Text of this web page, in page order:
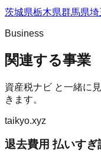
茨城県栃木県群馬県埼
Business
関連する事業
資産税ナビ と一緒に
きます。
taikyo.xyz
退去費用 払いすぎ